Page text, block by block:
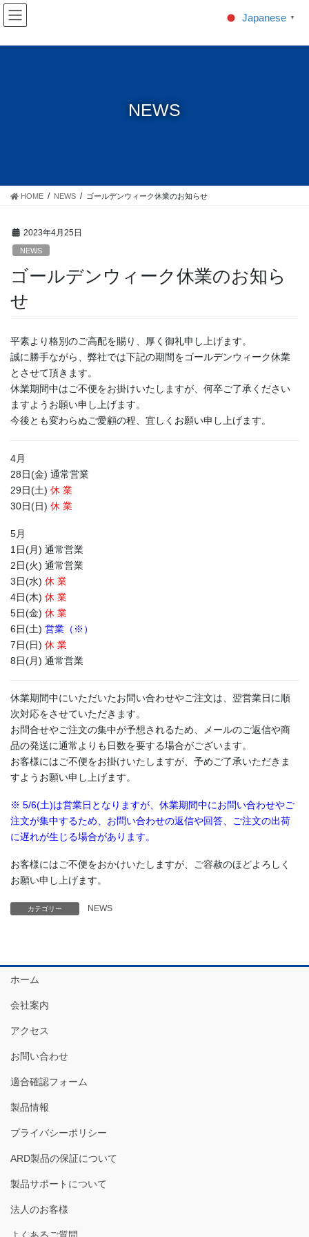
コ
ン
ナ
ビ
NEWS
HOME NEWS ゴールデンウィーク休業のお知らせ
2023年4月25日
NEWS
ゴールデンウィーク休業のお知ら
せ
平素より格別のご高配を賜り、厚く御礼申し上げます。
誠に勝手ながら、弊社では下記の期間をゴールデンウィーク休業
とさせて頂きます。
休業期間中はご不便をお掛けいたしますが、何卒ご了承ください
ますようお願い申し上げます。
今後とも変わらぬご愛顧の程、宜しくお願い申し上げます。
4月
28日(金) 通常営業
29日(土) 休 業
30日(日) 休 業
5月
1日(月) 通常営業
2日(火) 通常営業
3日(水) 休 業
4日(木) 休 業
5日(金) 休 業
6日(土) 営業（※）
7日(日) 休 業
8日(月) 通常営業
休業期間中にいただいたお問い合わせやご注文は、翌営業日に順
次対応をさせていただきます。
お問合せやご注文の集中が予想されるため、メールのご返信や商
品の発送に通常よりも日数を要する場合がございます。
お客様にはご不便をお掛けいたしますが、予めご了承いただきま
すようお願い申し上げます。
※ 5/6(土)は営業日となりますが、休業期間中にお問い合わせやご
注文が集中するため、お問い合わせの返信や回答、ご注文の出荷
に遅れが生じる場合があります。
お客様にはご不便をおかけいたしますが、ご容赦のほどよろしく
お願い申し上げます。
カテゴリー NEWS
ホーム
会社案内
アクセス
お問い合わせ
適合確認フォーム
製品情報
プライバシーポリシー
ARD製品の保証について
製品サポートについて
法人のお客様
Japanese ▼